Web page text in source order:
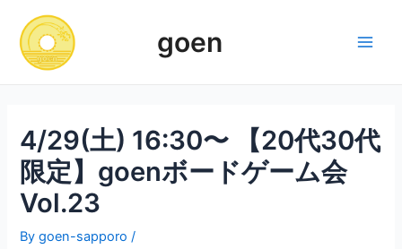
content
goen
4/29(土) 16:30〜 【20代30代
限定】goenボードゲーム会
Vol.23
Bygoen-sapporo/